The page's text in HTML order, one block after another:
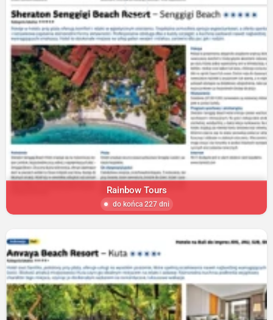
Rainbow Tours
do końca 227 dni